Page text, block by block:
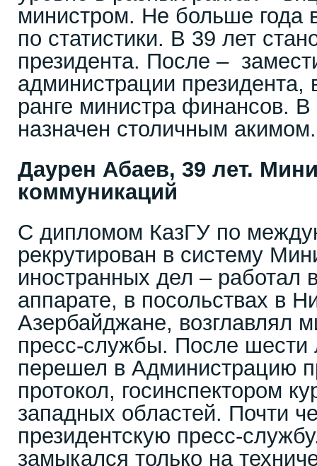
министром. Не больше года
по статистики. В 39 лет
президента. После –
администрации
ранге министра финансов. В
назначен столичным акимом.
Даурен Абаев, 39 лет.
коммуникаций
С дипломом КазГУ по
рекрутирован в систему
иностранных дел – работал
аппарате, в посольствах в
Азербайджане, возглавлял
пресс-службы. После шести
перешел в Администрацию
протокол, госинспектором
западных областей. Почти
президентскую пресс-
замыкался только на